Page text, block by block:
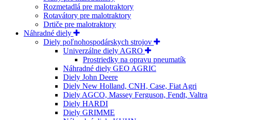
Rozmetadlá pre malotraktory
Rotavátory pre malotraktory
Drtiče pre malotraktory
Náhradné diely
Diely poľnohospodárskych strojov
Univerzálne diely AGRO
Prostriedky na opravu pneumatík
Náhradné diely GEO AGRIC
Diely John Deere
Diely New Holland, CNH, Case, Fiat Agri
Diely AGCO, Massey Ferguson, Fendt, Valtra
Diely HARDI
Diely GRIMME